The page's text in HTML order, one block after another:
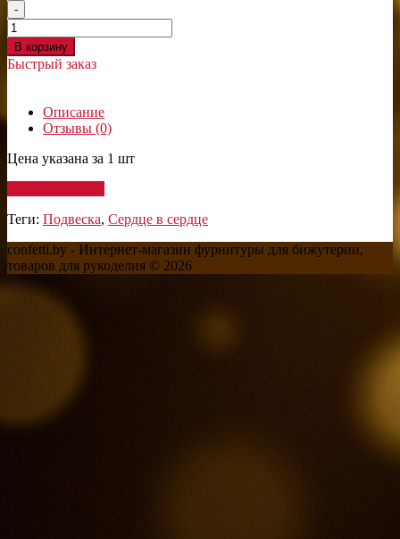
-
В корзину
Быстрый заказ
Описание
Отзывы (0)
Цена указана за 1 шт
Теги: Подвеска, Сердце в сердце
confetti.by - Интернет-магазин фурнитуры для бижутерии,
товаров для рукоделия © 2026